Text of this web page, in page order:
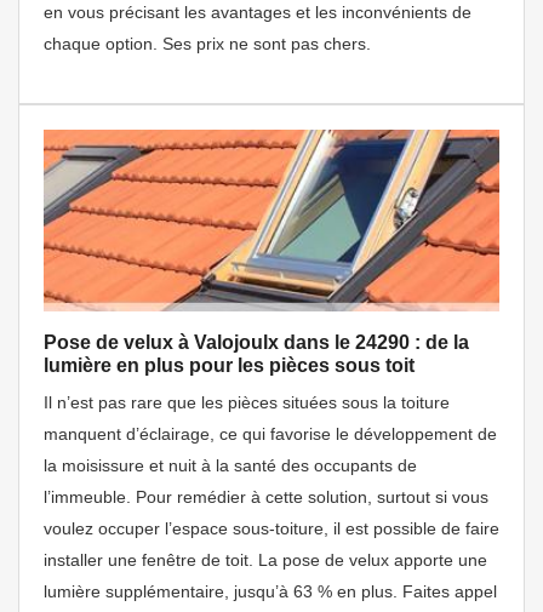
en vous précisant les avantages et les inconvénients de
chaque option. Ses prix ne sont pas chers.
Pose de velux à Valojoulx dans le 24290 : de la
lumière en plus pour les pièces sous toit
Il n’est pas rare que les pièces situées sous la toiture
manquent d’éclairage, ce qui favorise le développement de
la moisissure et nuit à la santé des occupants de
l’immeuble. Pour remédier à cette solution, surtout si vous
voulez occuper l’espace sous-toiture, il est possible de faire
installer une fenêtre de toit. La pose de velux apporte une
lumière supplémentaire, jusqu’à 63 % en plus. Faites appel